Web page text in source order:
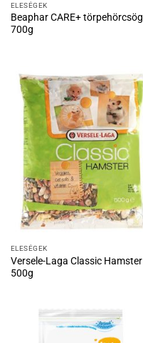
ELESÉGEK
Beaphar CARE+ törpehörcsög
700g
ELESÉGEK
Versele-Laga Classic Hamster
500g